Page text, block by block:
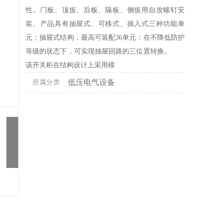
性。门板、顶扳、后板、隔板、侧扳用自攻螺钉安
装。产品具有抽屉式、可移式、插入式三种功能单
元；抽屉式结构，最高可装配36单元；在不降低防护
等级的状态下，可实现抽屉回路的三位置转换。
该开关柜在结构设计上采用模
所属分类 低压电气设备